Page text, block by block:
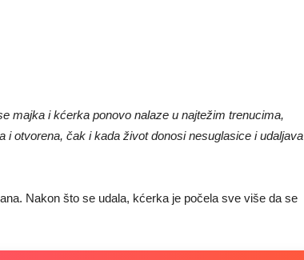
majka i kćerka ponovo nalaze u najtežim trenucima,
i otvorena, čak i kada život donosi nesuglasice i udaljava
Nakon što se udala, kćerka je počela sve više da se